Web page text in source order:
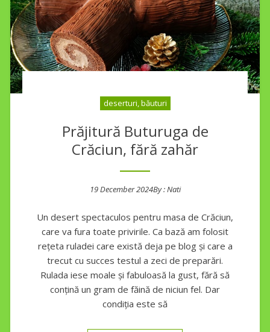
deserturi, băuturi
Prăjitură Buturuga de
Crăciun, fără zahăr
19 December 2024By :Nati
Un desert spectaculos pentru masa de Crăciun,
care va fura toate privirile. Ca bază am folosit
rețeta ruladei care există deja pe blog și care a
trecut cu succes testul a zeci de preparări.
Rulada iese moale și fabuloasă la gust, fără să
conțină un gram de făină de niciun fel. Dar
condiția este să